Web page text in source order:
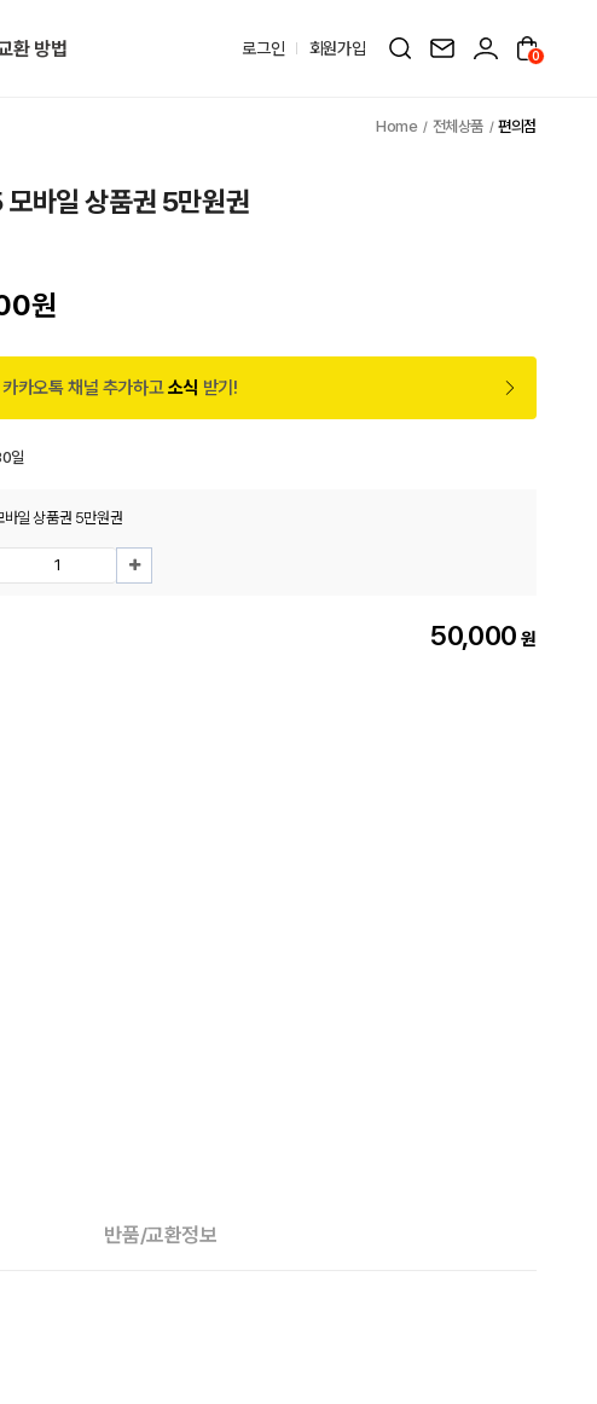
환 방법 로그인 회원가입 0
전체상품 편의점
바일 상품권 5만원권
원
카카오톡 채널 추가하고소식 받기!
일
일 상품권 5만원권
50,000 원
반품/교환정보